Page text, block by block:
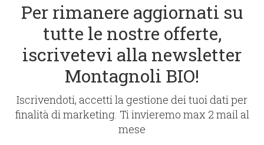
Per rimanere aggiornati su
tutte le nostre offerte,
iscrivetevi alla newsletter
Montagnoli BIO!
Iscrivendoti, accetti la gestione dei tuoi dati per
finalità di marketing. Ti invieremo max 2 mail al
mese